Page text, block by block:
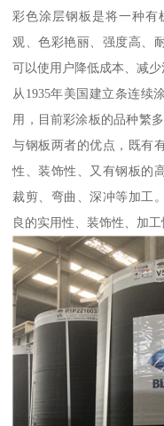
彩色涂层钢板是将一种
观、色彩艳丽、强度高、
可以使用户降低成本、减少
从1935年美国建立条连续
用，目前彩涂板的品种繁
与钢板两者的优点，既有
性、装饰性、又有钢板的
裁剪、弯曲、深冲等加工
良的实用性、装饰性、加工